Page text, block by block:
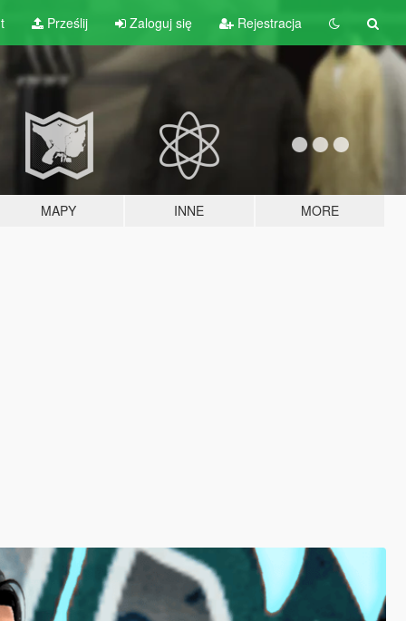
Prześlij Zaloguj się Rejestracja
MAPY INNE MORE